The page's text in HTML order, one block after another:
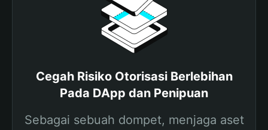
Cegah Risiko Otorisasi Berlebihan
Pada DApp dan Penipuan
Sebagai sebuah dompet, menjaga aset